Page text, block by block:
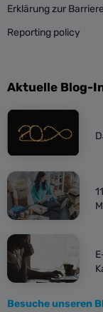
Erklärung zur
Reporting policy
Aktuelle Blog-
Besuche unseren